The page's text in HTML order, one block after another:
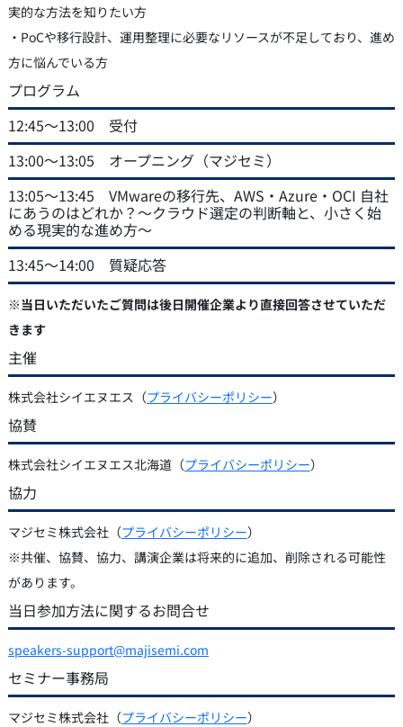
実的な方法を知りたい方
・PoCや移行設計、運用整理に必要なリソースが不足しており、進め
方に悩んでいる方
プログラム
12:45～13:00 受付
13:00～13:05 オープニング（マジセミ）
13:05～13:45 VMwareの移行先、AWS・Azure・OCI 自社
にあうのはどれか？～クラウド選定の判断軸と、小さく始
める現実的な進め方～
13:45～14:00 質疑応答
※当日いただいたご質問は後日開催企業より直接回答させていただ
きます
主催
株式会社シイエヌエス（プライバシーポリシー）
協賛
株式会社シイエヌエス北海道（プライバシーポリシー）
協力
マジセミ株式会社（プライバシーポリシー）
※共催、協賛、協力、講演企業は将来的に追加、削除される可能性
があります。
当日参加方法に関するお問合せ
speakers-support@majisemi.com
セミナー事務局
マジセミ株式会社（プライバシーポリシー）